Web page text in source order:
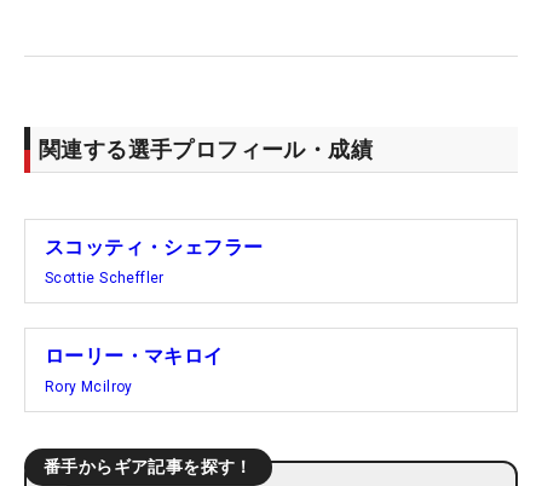
関連する選手プロフィール・成績
スコッティ・シェフラー
Scottie Scheffler
ローリー・マキロイ
Rory Mcilroy
番手からギア記事を探す！